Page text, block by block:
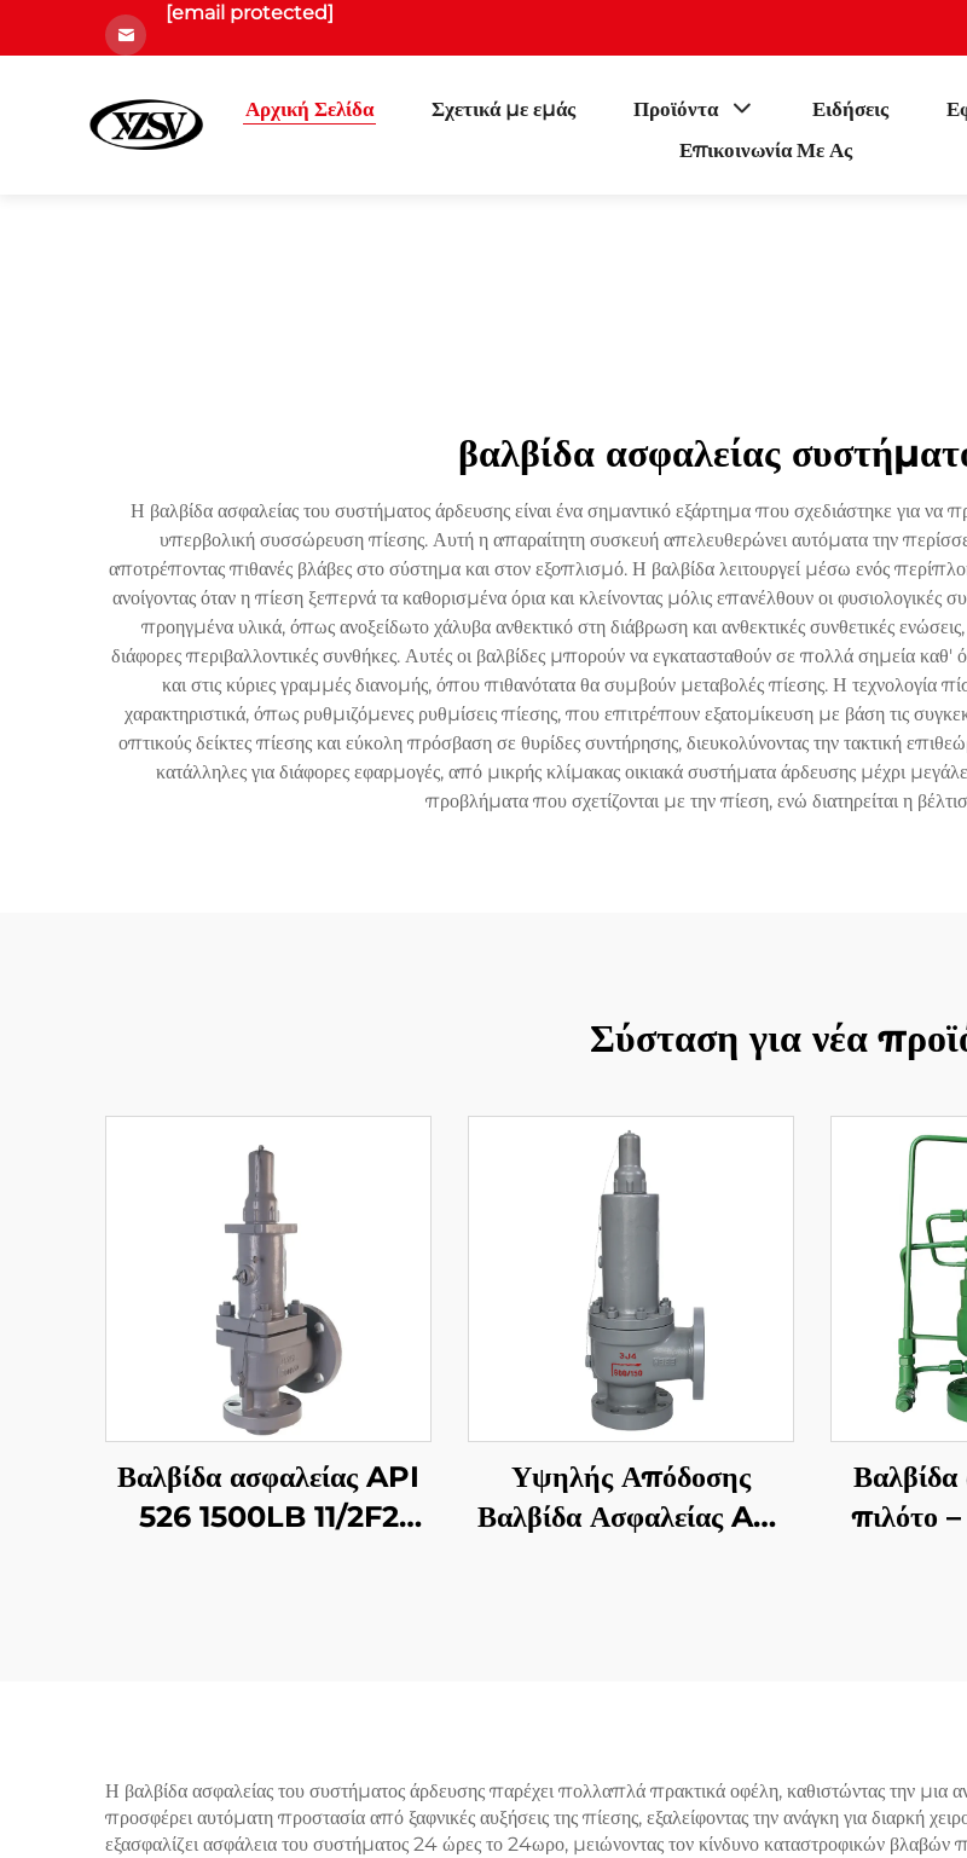
[email protected]
Αρχική Σελίδα Σχετικά με εμάς Προϊόντα Ειδήσεις
Επικοινωνία Με Ας
βαλβίδα ασφαλείας
Η βαλβίδα ασφαλείας του συστήματος άρδευσης είναι ένα σημαντικό εξάρτημα που σχεδιάστηκε για
υπερβολική συσσώρευση πίεσης. Αυτή η απαραίτητη συσκευή απελευθερώνει αυτόματα την
αποτρέποντας πιθανές βλάβες στο σύστημα και στον εξοπλισμό. Η βαλβίδα λειτουργεί μέσω ενός
ανοίγοντας όταν η πίεση ξεπερνά τα καθορισμένα όρια και κλείνοντας μόλις επανέλθουν οι φυσιολογικές
προηγμένα υλικά, όπως ανοξείδωτο χάλυβα ανθεκτικό στη διάβρωση και ανθεκτικές συνθετικές
διάφορες περιβαλλοντικές συνθήκες. Αυτές οι βαλβίδες μπορούν να εγκατασταθούν σε πολλά σημεία καθ'
και στις κύριες γραμμές διανομής, όπου πιθανότατα θα συμβούν μεταβολές πίεσης. Η τεχνολογία
χαρακτηριστικά, όπως ρυθμιζόμενες ρυθμίσεις πίεσης, που επιτρέπουν εξατομίκευση με βάση τις
οπτικούς δείκτες πίεσης και εύκολη πρόσβαση σε θυρίδες συντήρησης, διευκολύνοντας την τακτική
κατάλληλες για διάφορες εφαρμογές, από μικρής κλίμακας οικιακά συστήματα άρδευσης μέχρι
προβλήματα που σχετίζονται με την πίεση, ενώ διατηρείται η
Σύσταση για νέα
Βαλβίδα ασφαλείας API
526 1500LB 11/2F2
Υψηλής Απόδοσης
Βαλβίδα Ασφαλείας API
Βαλβίδα
πιλότο
Η βαλβίδα ασφαλείας του συστήματος άρδευσης παρέχει πολλαπλά πρακτικά οφέλη, καθιστώντας την μια
προσφέρει αυτόματη προστασία από ξαφνικές αυξήσεις της πίεσης, εξαλείφοντας την ανάγκη για διαρκή
εξασφαλίζει ασφάλεια του συστήματος 24 ώρες το 24ωρο, μειώνοντας τον κίνδυνο καταστροφικών